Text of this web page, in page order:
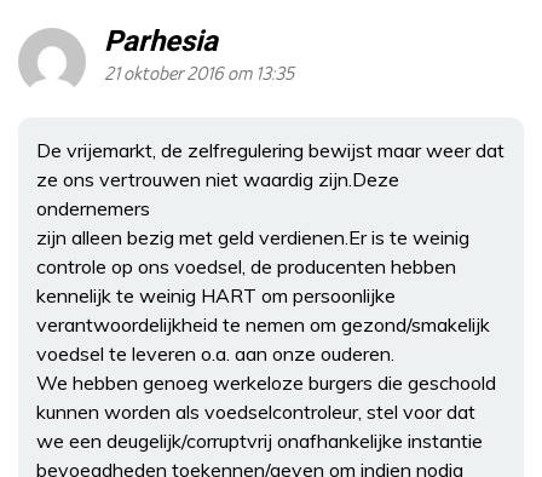
Parhesia
21 oktober 2016 om 13:35
De vrijemarkt, de zelfregulering bewijst maar weer dat
ze ons vertrouwen niet waardig zijn.Deze
ondernemers
zijn alleen bezig met geld verdienen.Er is te weinig
controle op ons voedsel, de producenten hebben
kennelijk te weinig HART om persoonlijke
verantwoordelijkheid te nemen om gezond/smakelijk
voedsel te leveren o.a. aan onze ouderen.
We hebben genoeg werkeloze burgers die geschoold
kunnen worden als voedselcontroleur, stel voor dat
we een deugelijk/corruptvrij onafhankelijke instantie
bevoegdheden toekennen/geven om indien nodig